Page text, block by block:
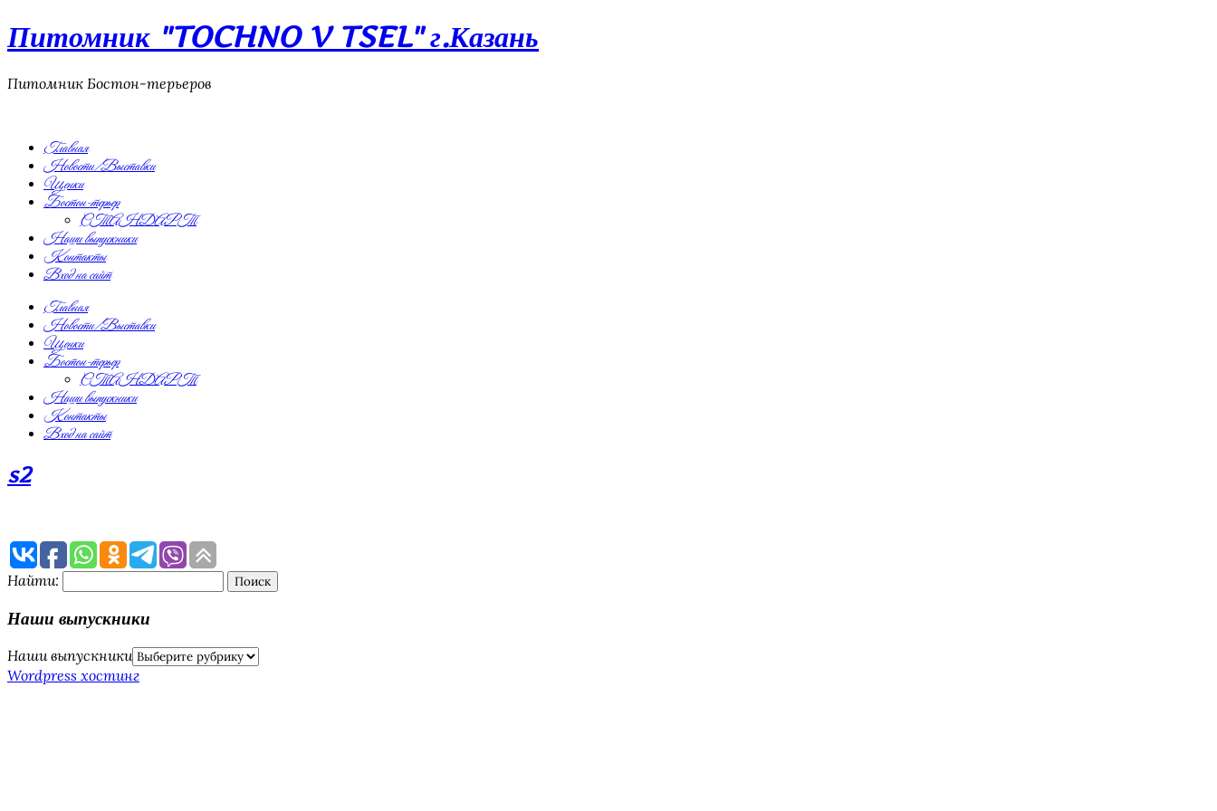
Питомник "TOCHNO V TSEL" г.Казань
Питомник Бостон-терьеров
Главная
Новости/Выставки
Щенки
Бостон-терьер
СТАНДАРТ
Наши выпускники
Контакты
Вход на сайт
Главная
Новости/Выставки
Щенки
Бостон-терьер
СТАНДАРТ
Наши выпускники
Контакты
Вход на сайт
s2
Найти:
Наши выпускники
Наши выпускники
Wordpress хостинг